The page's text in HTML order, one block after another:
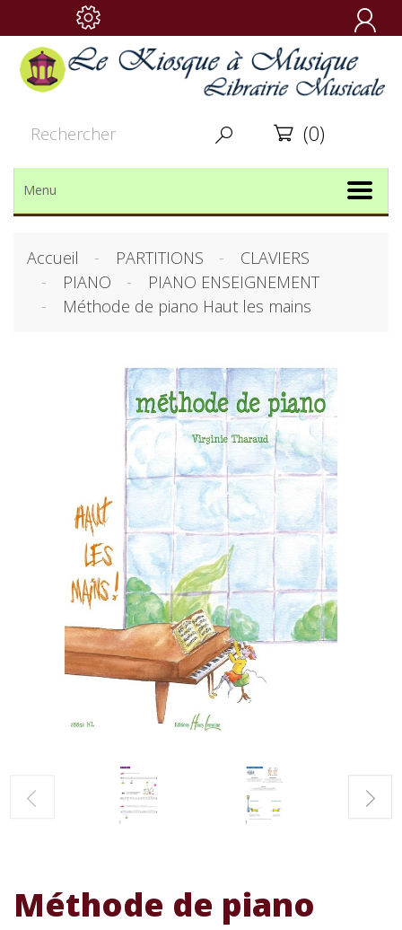

  (0)
Menu
Accueil PARTITIONS
CLAVIERS
PIANO
PIANO ENSEIGNEMENT
Méthode de piano Haut les mains
Méthode de piano